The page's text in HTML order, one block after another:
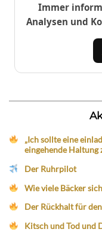
Immer
Analysen und
„Ich sollte eine
eingehende Haltung
Der Ruhrpilot
Wie viele Bäcker
Der Rückhalt für
Kitsch und Tod und